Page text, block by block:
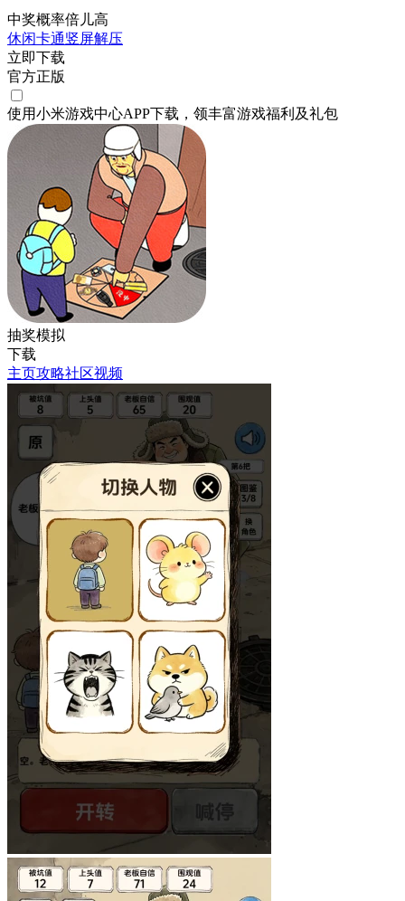
中奖概率倍儿高
休闲卡通竖屏解压
立即下载
官方正版
使用小米游戏中心APP下载 ，领丰富游戏福利 及礼包
抽奖模拟
下载
主页攻略社区视频